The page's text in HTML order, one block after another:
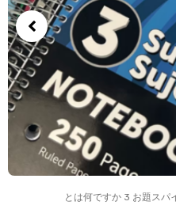
とは何ですか 3 お題スパ